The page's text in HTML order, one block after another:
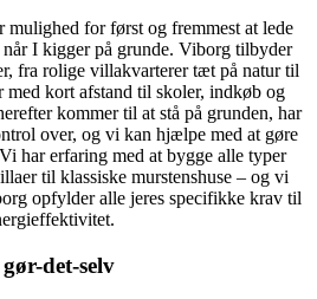
for først og fremmest at lede
når I kigger på grunde. Viborg tilbyder
fra rolige villakvarterer tæt på natur til
med kort afstand til skoler, indkøb og
kommer til at stå på grunden, har
over, og vi kan hjælpe med at gøre
har erfaring med at bygge alle typer
til klassiske murstenshuse – og vi
opfylder alle jeres specifikke krav til
det-selv